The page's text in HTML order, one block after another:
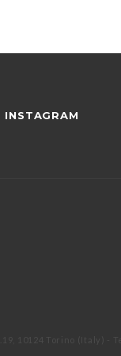
INSTAGRAM
10124 Torino (Italy) -